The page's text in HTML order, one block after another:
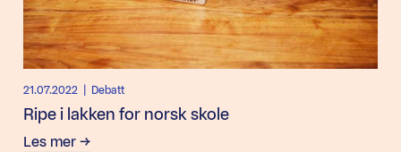
21.07.2022 | Debatt
Ripe i lakken for norsk skole
Les mer